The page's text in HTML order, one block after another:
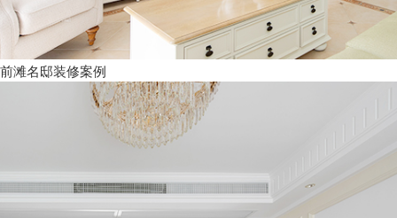
前滩名邸装修案例